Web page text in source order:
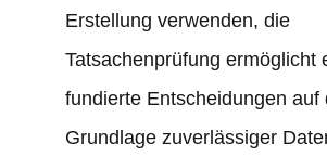
Erstellung verwenden, die
Tatsachenprüfung ermöglicht
fundierte Entscheidungen auf
Grundlage zuverlässiger